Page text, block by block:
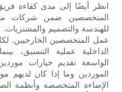
انظر أيضًا إلى مدى كفاءة
المتخصصين ضمن شركات
للهندسة والتصميم
عمل المتخصصين الخارجيين.
الداخلية عملية التنسيق،
الواسعة تقديم خيارات
الموردين وما إذا كان لديهم
الإضاءة المتخصصة وأنظمة